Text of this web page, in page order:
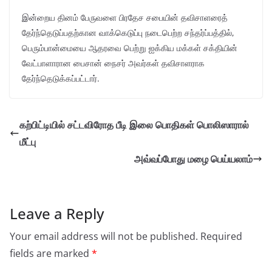
இன்றைய தினம் பேருவளை பிரதேச சபையின் தவிசாளரைத்
தேர்ந்தெடுப்பதற்கான வாக்கெடுப்பு நடைபெற்ற சந்தர்ப்பத்தில், ​​
பெரும்பான்மையை ஆதரவை பெற்று ஐக்கிய மக்கள் சக்தியின்
வேட்பாளாரான பைசான் நைசர் அவர்கள் தவிசாளராக
தேர்ந்தெடுக்கப்பட்டார்.
கற்பிட்டியில் சட்டவிரோத பீடி இலை பொதிகள் பொலிஸாரால்
மீட்பு
அவ்வப்போது மழை பெய்யலாம்
Leave a Reply
Your email address will not be published. Required
fields are marked *